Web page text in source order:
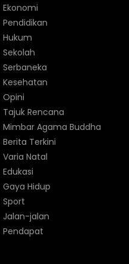
Ekonomi
Pendidikan
Hukum
Sekolah
Serbaneka
Kesehatan
Opini
Tajuk Rencana
Mimbar Agama Buddha
Berita Terkini
Varia Natal
Edukasi
Gaya Hidup
Sport
Jalan-jalan
Pendapat